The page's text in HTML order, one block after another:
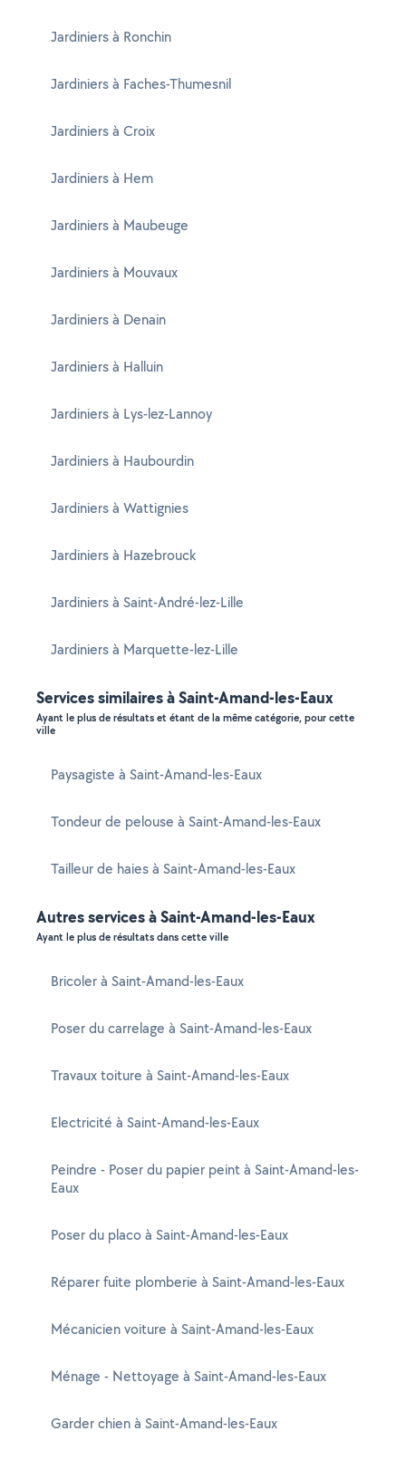
Jardiniers à Ronchin
Jardiniers à Faches-Thumesnil
Jardiniers à Croix
Jardiniers à Hem
Jardiniers à Maubeuge
Jardiniers à Mouvaux
Jardiniers à Denain
Jardiniers à Halluin
Jardiniers à Lys-lez-Lannoy
Jardiniers à Haubourdin
Jardiniers à Wattignies
Jardiniers à Hazebrouck
Jardiniers à Saint-André-lez-Lille
Jardiniers à Marquette-lez-Lille
Services similaires à Saint-Amand-les-Eaux
Ayant le plus de résultats et étant de la même catégorie, pour cette
ville
Paysagiste à Saint-Amand-les-Eaux
Tondeur de pelouse à Saint-Amand-les-Eaux
Tailleur de haies à Saint-Amand-les-Eaux
Autres services à Saint-Amand-les-Eaux
Ayant le plus de résultats dans cette ville
Bricoler à Saint-Amand-les-Eaux
Poser du carrelage à Saint-Amand-les-Eaux
Travaux toiture à Saint-Amand-les-Eaux
Electricité à Saint-Amand-les-Eaux
Peindre - Poser du papier peint à Saint-Amand-les-
Eaux
Poser du placo à Saint-Amand-les-Eaux
Réparer fuite plomberie à Saint-Amand-les-Eaux
Mécanicien voiture à Saint-Amand-les-Eaux
Ménage - Nettoyage à Saint-Amand-les-Eaux
Garder chien à Saint-Amand-les-Eaux